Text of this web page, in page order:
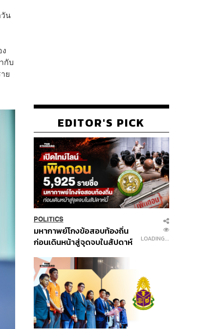
น
กับ
ย
EDITOR'S PICK
POLITICS
มหากาพย์โกงข้อสอบท้องถิ่น
ก่อนเดินหน้าสู่จุดจบในสัปดาห์
LOADING...